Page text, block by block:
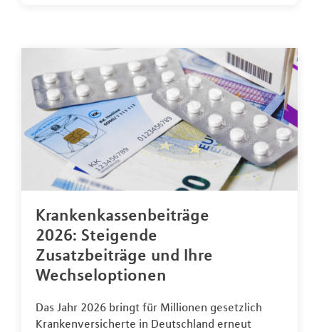
Krankenkassenbeiträge
2026: Steigende
Zusatzbeiträge und Ihre
Wechseloptionen
Das Jahr 2026 bringt für Millionen gesetzlich
Krankenversicherte in Deutschland erneut